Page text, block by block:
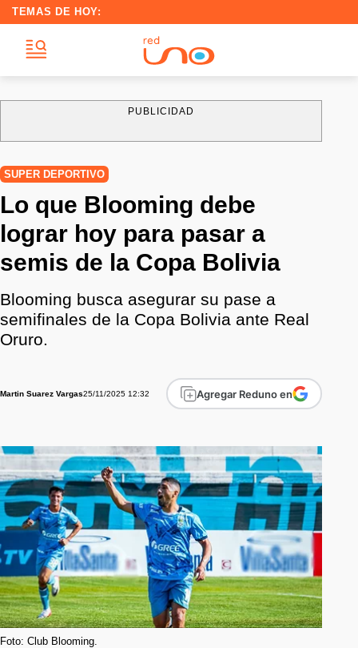
TEMAS DE HOY:
PUBLICIDAD
SUPER DEPORTIVO
Lo que Blooming debe
lograr hoy para pasar a
semis de la Copa Bolivia
Blooming busca asegurar su pase a
semifinales de la Copa Bolivia ante Real
Oruro.
Martin Suarez Vargas25/11/2025 12:32 Agregar Reduno en
Foto: Club Blooming.